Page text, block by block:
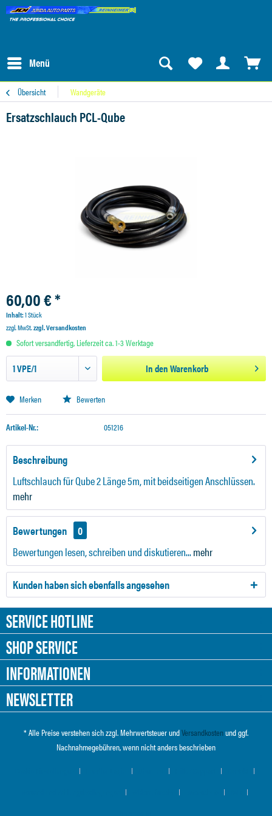
Menü
Übersicht Wandgeräte
Ersatzschlauch PCL-Qube
60,00 € *
Inhalt:1 Stück
zzgl. MwSt.zzgl. Versandkosten
Sofort versandfertig, Lieferzeit ca. 1-3 Werktage
In denWarenkorb
Merken Bewerten
Artikel-Nr.: 051216
Beschreibung
Luftschlauch für Qube 2 Länge 5m, mit beidseitigen Anschlüssen.
mehr
Bewertungen
0
Bewertungen lesen, schreiben und diskutieren...mehr
Kunden haben sich ebenfalls angesehen
SERVICE HOTLINE
SHOP SERVICE
INFORMATIONEN
NEWSLETTER
* Alle Preise verstehen sich zzgl. Mehrwertsteuer undVersandkostenund ggf.
Nachnahmegebühren, wenn nicht anders beschrieben